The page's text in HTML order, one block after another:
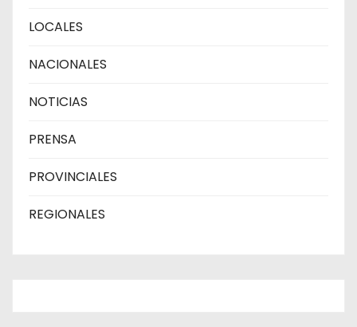
LOCALES
NACIONALES
NOTICIAS
PRENSA
PROVINCIALES
REGIONALES